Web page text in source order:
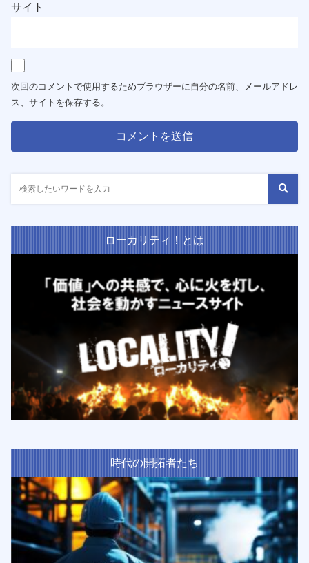
サイト
次回のコメントで使用するためブラウザーに自分の名前、メールアドレ
ス、サイトを保存する。
ローカリティ！とは
時代の開拓者たち